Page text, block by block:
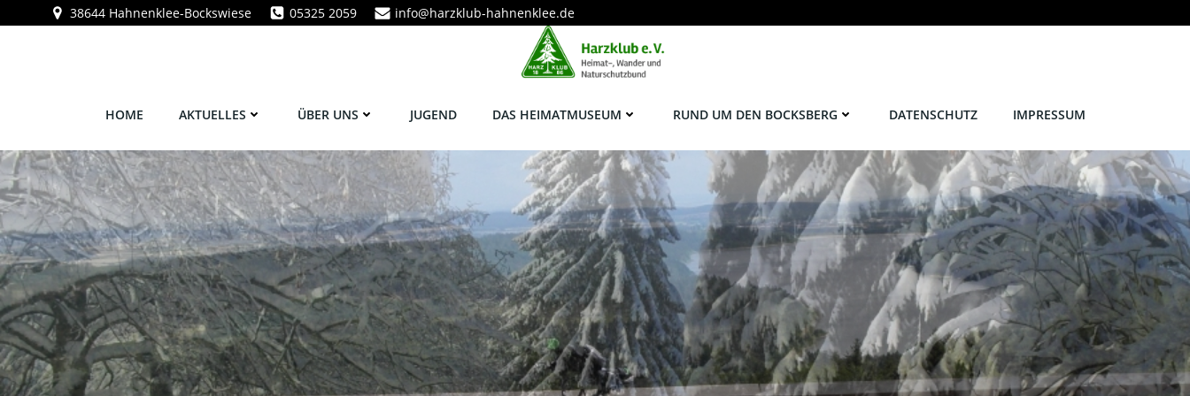
Inhalt
38644 Hahnenklee-Bockswiese 05325 2059 info@harzklub-hahnenklee.de
HOME AKTUELLES ÜBER UNS JUGEND DAS HEIMATMUSEUM RUND UM DEN BOCKSBERG DATENSCHUTZ IMPRESSUM